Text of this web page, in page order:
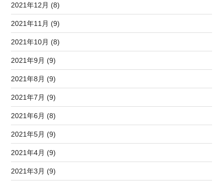
2021年12月 (8)
2021年11月 (9)
2021年10月 (8)
2021年9月 (9)
2021年8月 (9)
2021年7月 (9)
2021年6月 (8)
2021年5月 (9)
2021年4月 (9)
2021年3月 (9)